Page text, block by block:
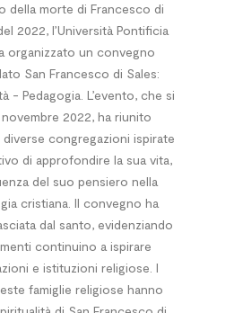
della morte di Francesco di
2022, l’Università Pontificia
organizzato un convegno
San Francesco di Sales:
- Pedagogia. L’evento, che si
2022, ha riunito
congregazioni ispirate
di approfondire la sua vita,
del suo pensiero nella
cristiana. Il convegno ha
dal santo, evidenziando
continuino a ispirare
e istituzioni religiose. I
famiglie religiose hanno